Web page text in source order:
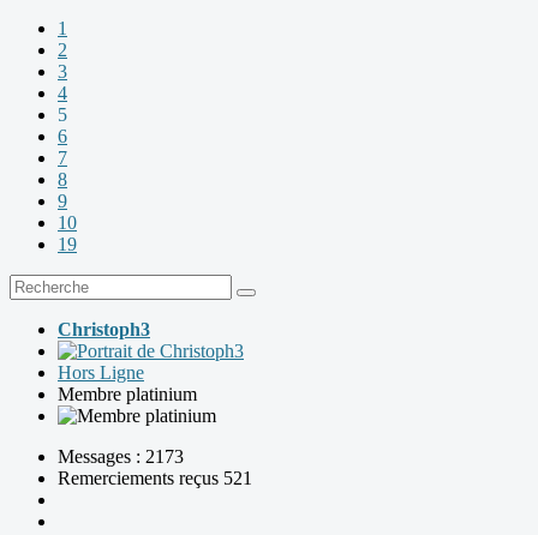
1
2
3
4
5
6
7
8
9
10
19
Christoph3
Hors Ligne
Membre platinium
Messages : 2173
Remerciements reçus 521